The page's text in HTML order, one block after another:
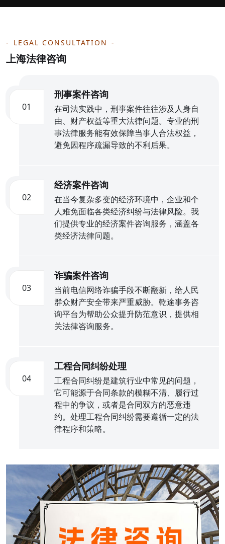
LEGAL CONSULTATION
上海法律咨询
01
刑事案件咨询
在司法实践中，刑事案件往往涉及人身自
由、财产权益等重大法律问题。专业的刑
事法律服务能有效保障当事人合法权益，
避免因程序疏漏导致的不利后果。
02
经济案件咨询
在当今复杂多变的经济环境中，企业和个
人难免面临各类经济纠纷与法律风险。我
们提供专业的经济案件咨询服务，涵盖各
类经济法律问题。
03
诈骗案件咨询
当前电信网络诈骗手段不断翻新，给人民
群众财产安全带来严重威胁。乾途事务咨
询平台为帮助公众提升防范意识，提供相
关法律咨询服务。
04
工程合同纠纷处理
工程合同纠纷是建筑行业中常见的问题，
它可能源于合同条款的模糊不清、履行过
程中的争议，或者是合同双方的恶意违
约。处理工程合同纠纷需要遵循一定的法
律程序和策略。